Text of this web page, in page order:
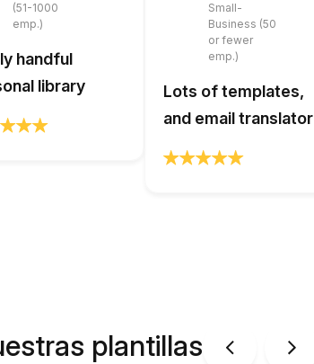
(51-1000
emp.)
handful
library
Small-
Business (50
or fewer
emp.)
Lots of templates,
and email translator
plantillas